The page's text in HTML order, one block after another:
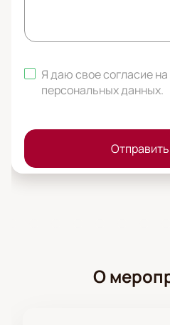
Я даю свое согласие на
персональных данных.
О